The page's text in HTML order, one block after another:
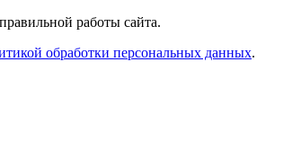
работы сайта.
обработки персональных данных.